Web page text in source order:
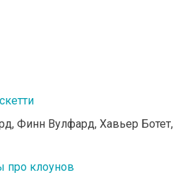
Финн Вулфард, Хавьер Ботет,
про клоунов